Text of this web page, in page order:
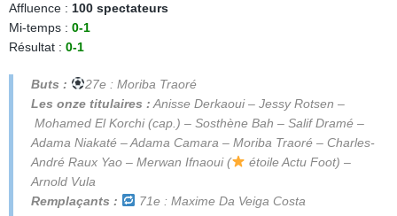
Affluence : 100 spectateurs
Mi-temps : 0-1
Résultat : 0-1
Buts :
27e : Moriba Traoré
Les onze titulaires : Anisse Derkaoui – Jessy Rotsen –
Mohamed El Korchi(cap.) – Sosthène Bah – Salif Dramé –
Adama Niakaté – Adama Camara – Moriba Traoré – Charles-
André Raux Yao – Merwan Ifnaoui( étoile Actu Foot) –
Arnold Vula
Remplaçants :
71e : Maxime Da Veiga Costa